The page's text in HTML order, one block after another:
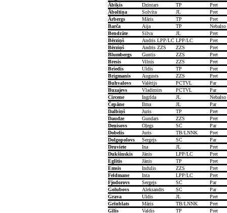
Ābiķis
Dzintars TP
Pret
Āboltiņa
Solvita JL
Pret
Ārbergs
Māris TP
Pret
Barča
Aija TP
Nebalso
Bendrāte
Silva JL
Pret
Bērziņš
Andris LPP/LC LPP/LC
Pret
Bērziņš
Andris ZZS ZZS
Pret
Blumbergs
Guntis ZZS
Pret
Bresis
Vilnis ZZS
Pret
Briedis
Uldis TP
Pret
Brigmanis
Augusts ZZS
Pret
Buhvalovs
Valērijs PCTVL
Par
Buzajevs
Vladimirs PCTVL
Par
Circene
Ingrīda JL
Nebalso
Čepāne
Ilma JL
Par
Dalbiņš
Juris TP
Pret
Daudze
Gundars ZZS
Pret
Deņisovs
Oļegs SC
Par
Dobelis
Juris TB/LNNK
Pret
Dolgopolovs
Sergejs SC
Par
Druviete
Ina JL
Pret
Dukšinskis
Jānis LPP/LC
Pret
Eglītis
Jānis TP
Pret
Emsis
Indulis ZZS
Pret
Feldmane
Inta LPP/LC
Pret
Fjodorovs
Sergejs SC
Par
Golubovs
Aleksandrs SC
Par
Grava
Uldis JL
Pret
Grīnblats
Māris TB/LNNK
Pret
Ģīlis
Valdis TP
Pret